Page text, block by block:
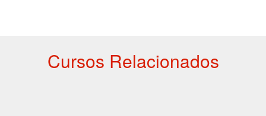
Cursos Relacionados